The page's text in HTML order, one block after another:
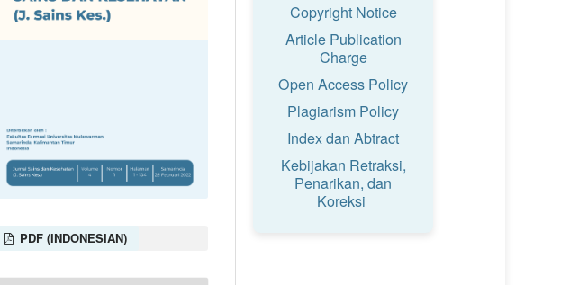
PDF (INDONESIAN)
Copyright Notice
Article Publication
Charge
Open Access Policy
Plagiarism Policy
Index dan Abtract
Kebijakan Retraksi,
Penarikan, dan
Koreksi